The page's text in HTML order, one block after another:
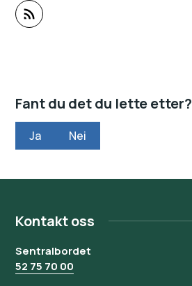
Fant du det du lette etter?
Ja Nei
Kontakt oss
Sentralbordet
52 75 70 00